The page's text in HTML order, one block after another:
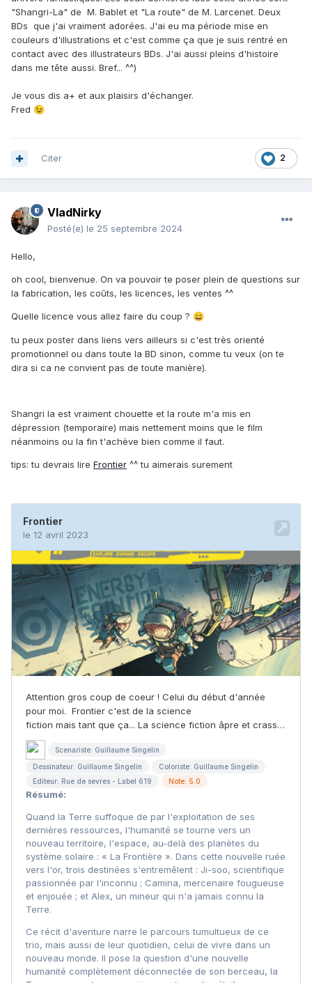
"Shangri-La" de M. Bablet et "La route" de M. Larcenet. Deux
BDs que j'ai vraiment adorées. J'ai eu ma période mise en
couleurs d'illustrations et c'est comme ça que je suis rentré en
contact avec des illustrateurs BDs. J'ai aussi pleins d'histoire
dans me tête aussi. Bref... ^^)
Je vous dis a+ et aux plaisirs d'échanger.
Fred 😉
2
Citer
VladNirky
Posté(e) le 25 septembre 2024
Hello,
oh cool, bienvenue. On va pouvoir te poser plein de questions sur
la fabrication, les coûts, les licences, les ventes ^^
Quelle licence vous allez faire du coup ? 😄
tu peux poster dans liens vers ailleurs si c'est très orienté
promotionnel ou dans toute la BD sinon, comme tu veux (on te
dira si ca ne convient pas de toute manière).
Shangri la est vraiment chouette et la route m'a mis en
dépression (temporaire) mais nettement moins que le film
néanmoins ou la fin t'achève bien comme il faut.
tips: tu devrais lire Frontier ^^ tu aimerais surement